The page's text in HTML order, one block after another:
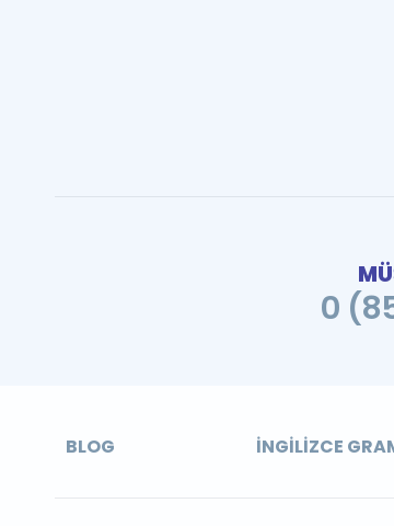
0
BLOG İNGILIZCE